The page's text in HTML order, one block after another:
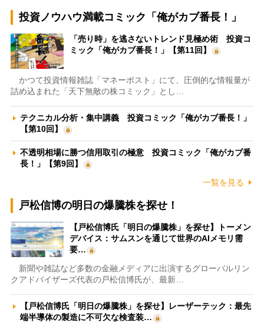
投資ノウハウ満載コミック「俺がカブ番長！」
「売り時」を逃さないトレンド見極め術 投資コ
ミック「俺がカブ番長！」【第11回】
かつて投資情報雑誌「マネーポスト」にて、圧倒的な情報量が
詰め込まれた「天下無敵の株コミック」とし…
テクニカル分析・集中講義 投資コミック「俺がカブ番長！」
【第10回】
不透明相場に勝つ信用取引の極意 投資コミック「俺がカブ番
長！」【第9回】
一覧を見る
戸松信博の明日の爆騰株を探せ！
【戸松信博氏「明日の爆騰株」を探せ】トーメン
デバイス：サムスンを通じて世界のAIメモリ需
要…
新聞や雑誌など多数の金融メディアに出演するグローバルリン
クアドバイザーズ代表の戸松信博氏が、最新…
【戸松信博氏「明日の爆騰株」を探せ】レーザーテック：最先
端半導体の製造に不可欠な検査装…